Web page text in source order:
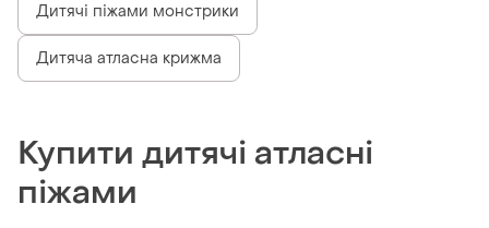
Дитячі піжами монстрики
Дитяча атласна крижма
Купити дитячі атласні
піжами